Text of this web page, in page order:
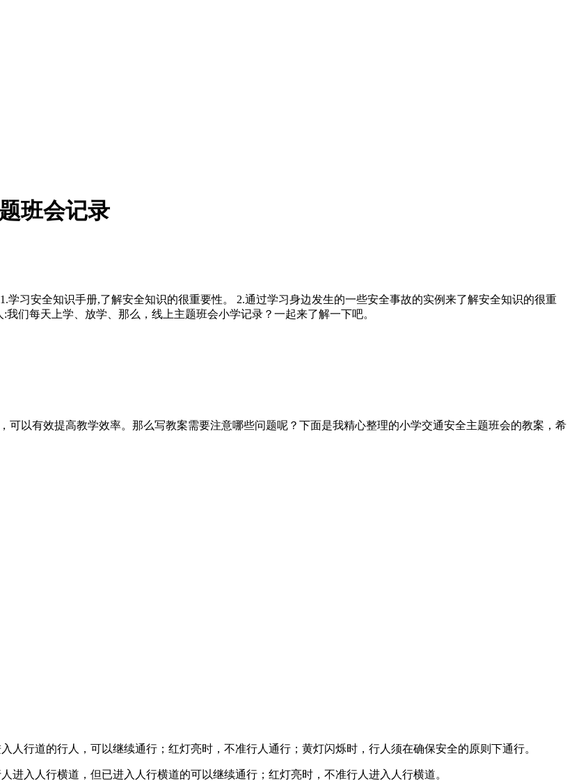
班会记录
习安全知识手册,了解安全知识的很重要性。 2.通过学习身边发生的一些安全事故的实例来了解安全知识的很重
们每天上学、放学、那么，线上主题班会小学记录？一起来了解一下吧。
以有效提高教学效率。那么写教案需要注意哪些问题呢？下面是我精心整理的小学交通安全主题班会的教案，希
行道的行人，可以继续通行；红灯亮时，不准行人通行；黄灯闪烁时，行人须在确保安全的原则下通行。
进入人行横道，但已进入人行横道的可以继续通行；红灯亮时，不准行人进入人行横道。